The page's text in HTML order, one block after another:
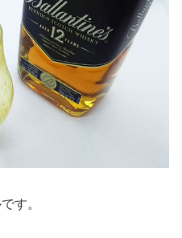
す。